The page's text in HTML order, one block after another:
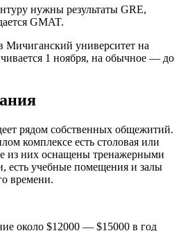
нужны результаты GRE,
GMAT.
Мичиганский университет на
1 ноября, на обычное — до
рядом собственных общежитий.
комплексе есть столовая или
из них оснащены тренажерными
есть учебные помещения и залы
времени.
около $12000 — $15000 в год